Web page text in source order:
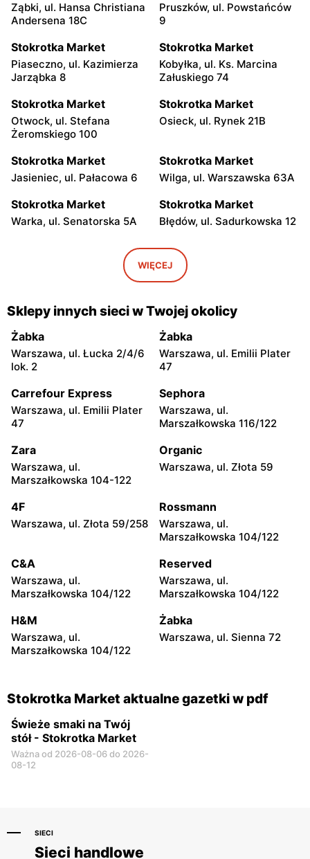
Ząbki, ul. Hansa Christiana
Andersena 18C
Pruszków, ul. Powstańców
9
Stokrotka Market
Piaseczno, ul. Kazimierza
Jarząbka 8
Stokrotka Market
Kobyłka, ul. Ks. Marcina
Załuskiego 74
Stokrotka Market
Otwock, ul. Stefana
Żeromskiego 100
Stokrotka Market
Osieck, ul. Rynek 21B
Stokrotka Market
Jasieniec, ul. Pałacowa 6
Stokrotka Market
Wilga, ul. Warszawska 63A
Stokrotka Market
Warka, ul. Senatorska 5A
Stokrotka Market
Błędów, ul. Sadurkowska 12
Stokrotka Market
Mogielnica, ul. Mostowa
19A
Stokrotka Market
Ostrówek, ul. Św. Jana
Pawła II 6 B
Stokrotka Market
Skierniewice, ul. Mjr.
Henryka Sucharskiego 12
Stokrotka Market Stokrotka Market
Stokrotka Market
Stoczek, ul. Węgrowska 6
Stokrotka Market
Bratkowice, ul. Bratkowice
Stokrotka Market
Jedlińsk, ul. Warecka 15
Stokrotka Market
Stokrotka Market
Aleksandrówka, ul. Główna
Stokrotka Market
Kozienice, ul. Lubelska 76A
Stokrotka Market
Jastrzębia, ul. Jastrzębia
108
Stokrotka Market
Wąsewo, ul. pl. im. Ks.
Mieczysława
Stokrotka Market
Krasnosielc, ul. Rynek 16 A
Stokrotka Market
WIĘCEJ
Sklepy innych sieci w Twojej okolicy
Żabka
Warszawa, ul. Łucka 2/4/6
lok. 2
Żabka
Warszawa, ul. Emilii Plater
47
Carrefour Express
Warszawa, ul. Emilii Plater
47
Sephora
Warszawa, ul.
Marszałkowska 116/122
Zara
Warszawa, ul.
Marszałkowska 104-122
Organic
Warszawa, ul. Złota 59
4F
Warszawa, ul. Złota 59/258
Rossmann
Warszawa, ul.
Marszałkowska 104/122
C&A
Warszawa, ul.
Marszałkowska 104/122
Reserved
Warszawa, ul.
Marszałkowska 104/122
H&M
Warszawa, ul.
Marszałkowska 104/122
Żabka
Warszawa, ul. Sienna 72
Stokrotka Market aktualne gazetki w pdf
Świeże smaki na Twój
stół - Stokrotka Market
Ważna od 2026-08-06 do 2026-
08-12
SIECI
Sieci handlowe